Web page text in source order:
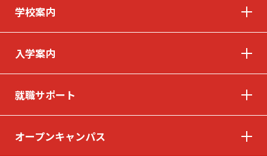
〒263-0025 千葉市稲毛区穴川町386
Tel . 043-307-1819 / Fax . 043-307-6070
学校案内
入学案内
就職サポート
オープンキャンパス